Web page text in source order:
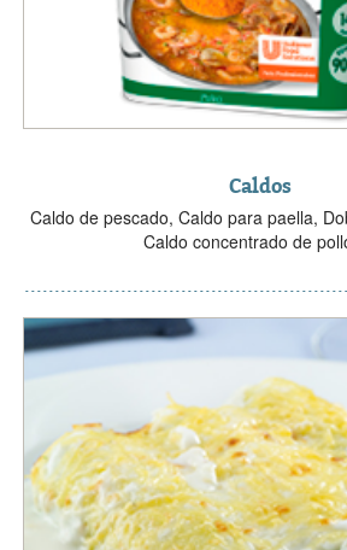
Caldos
Caldo de pescado, Caldo para paella,
Caldo concentrado de